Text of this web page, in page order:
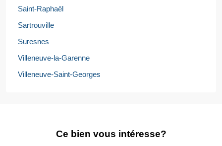
Saint-Raphaël
Sartrouville
Suresnes
Villeneuve-la-Garenne
Villeneuve-Saint-Georges
Ce bien vous intéresse?